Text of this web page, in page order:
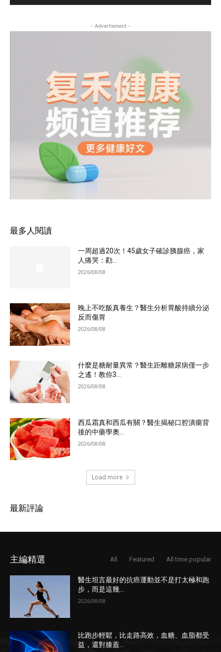
- Advertisment -
最多人閱讀
一周超過20次！45歲女子確診胰腺癌，家
人痛哭：勸...
2026/08/08
晚上不吃飯真養生？醫生分析胃酸持續分泌
反而傷胃
2026/08/08
什麼是糖耐量異常？醫生距離糖尿病僅一步
之遙！教你3...
2026/08/08
西瓜霜真和西瓜有關？醫生揭秘口腔潰瘍背
後的中藥學奧...
2026/08/08
Load more
最新評論
主編精選 All Featured All time popular
醫生坦言最好的抗癌運動並不是打太極和跑
步，而是這幾...
2026/08/08
比跑步輕鬆，比走路高效，血糖、血脂都受
益，還對膝蓋...